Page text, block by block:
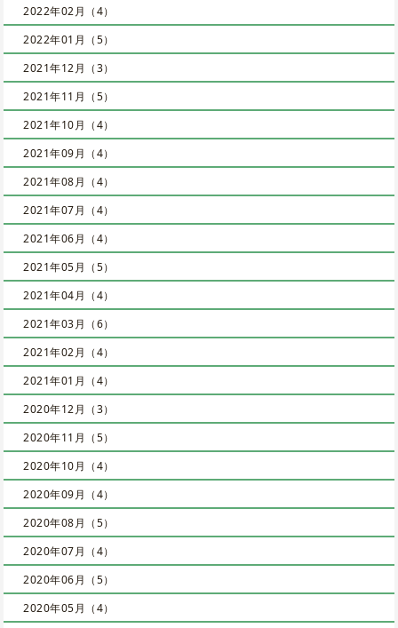
2022年02月（4）
2022年01月（5）
2021年12月（3）
2021年11月（5）
2021年10月（4）
2021年09月（4）
2021年08月（4）
2021年07月（4）
2021年06月（4）
2021年05月（5）
2021年04月（4）
2021年03月（6）
2021年02月（4）
2021年01月（4）
2020年12月（3）
2020年11月（5）
2020年10月（4）
2020年09月（4）
2020年08月（5）
2020年07月（4）
2020年06月（5）
2020年05月（4）